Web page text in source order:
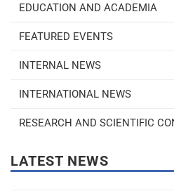
EDUCATION AND ACADEMIA
FEATURED EVENTS
INTERNAL NEWS
INTERNATIONAL NEWS
RESEARCH AND SCIENTIFIC
LATEST NEWS